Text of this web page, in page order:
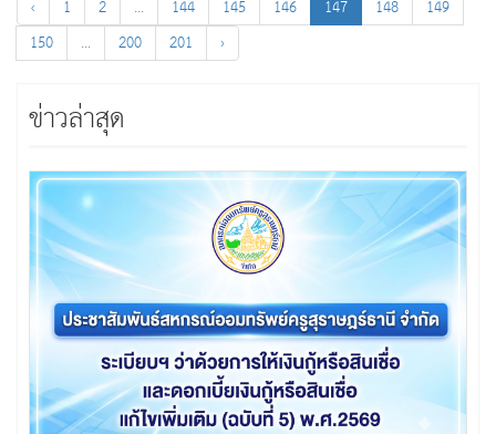
‹ 1 2 ... 144 145 146 147 148
149
150
... 200 201 ›
ข่าวล่าสุด